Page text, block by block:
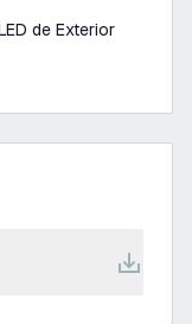
de Exterior